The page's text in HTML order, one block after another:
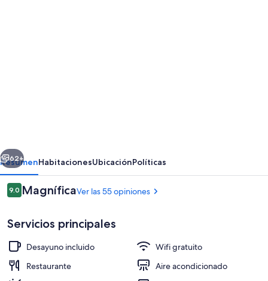
Siguiente
62+
ResumenHabitacionesUbicaciónPolíticas
Opiniones
9.09.0 de 10,
MagníficaVer las 55 opiniones
Servicios principales
Desayuno incluido
Wifi gratuito
Restaurante
Aire acondicionado